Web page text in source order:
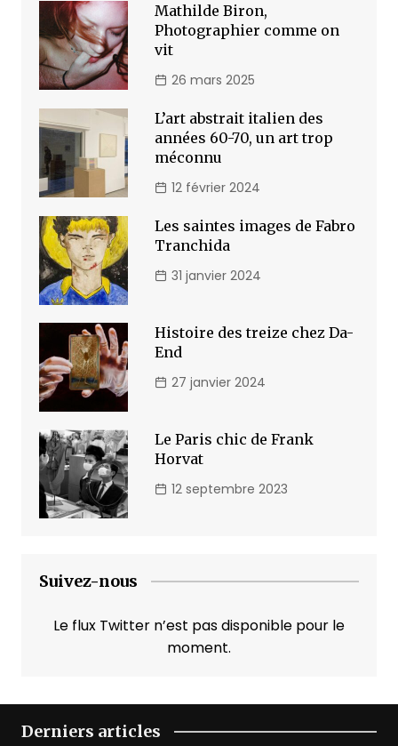
Mathilde Biron,
Photographier comme on
vit
26 mars 2025
L’art abstrait italien des
années 60-70, un art trop
méconnu
12 février 2024
Les saintes images de Fabro
Tranchida
31 janvier 2024
Histoire des treize chez Da-
End
27 janvier 2024
Le Paris chic de Frank
Horvat
12 septembre 2023
Suivez-nous
Le flux Twitter n’est pas disponible pour le
moment.
Derniers articles